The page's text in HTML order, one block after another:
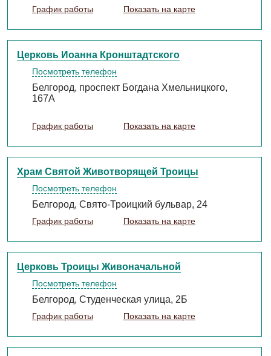
График работы Показать на карте
Церковь Иоанна Кронштадтского
Посмотреть телефон
Белгород, проспект Богдана Хмельницкого,
167А
График работы Показать на карте
Храм Святой Животворящей Троицы
Посмотреть телефон
Белгород, Свято-Троицкий бульвар, 24
График работы Показать на карте
Церковь Троицы Живоначальной
Посмотреть телефон
Белгород, Студенческая улица, 2Б
График работы Показать на карте